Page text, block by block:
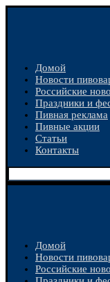
Домой
Новости
Российские
Праздники и
Пивная реклама
Пивные акции
Статьи
Контакты
Домой
Новости
Российские